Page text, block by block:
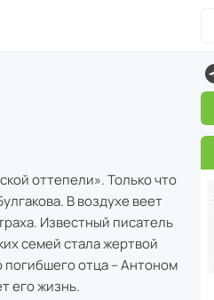
оттепели». Только что
В воздухе веет
Известный писатель
семей стала жертвой
погибшего отца – Антоном
его жизнь.